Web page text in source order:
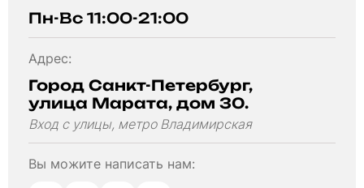
Пн-Вс 11:00-21:00
Адрес:
Город Санкт-Петербург,
улица Марата, дом 30.
Вход с улицы, метро Владимирская
Вы можите написать нам: